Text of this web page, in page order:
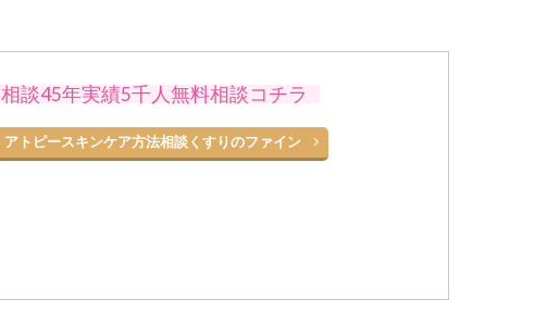
相談45年実績5千人無料相談コチラ
アトピースキンケア方法相談くすりのファイン